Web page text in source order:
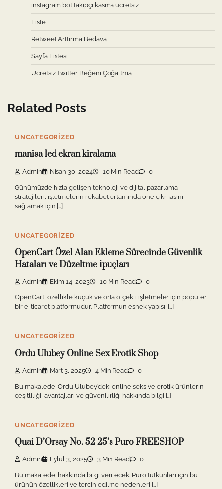
instagram bot takipçi kasma ücretsiz
Liste
Retweet Arttırma Bedava
Sayfa Listesi
Ücretsiz Twitter Beğeni Çoğaltma
Related Posts
UNCATEGORIZED
manisa led ekran kiralama
Admin Nisan 30, 2024 10 Min Read 0
Günümüzde hızla gelişen teknoloji ve dijital pazarlama
stratejileri, işletmelerin rekabet ortamında öne çıkmasını
sağlamak için […]
UNCATEGORIZED
OpenCart Özel Alan Ekleme Sürecinde Güvenlik
Hataları ve Düzeltme İpuçları
Admin Ekim 14, 2023 10 Min Read 0
OpenCart, özellikle küçük ve orta ölçekli işletmeler için popüler
bir e-ticaret platformudur. Platformun esnek yapısı, […]
UNCATEGORIZED
Ordu Ulubey Online Sex Erotik Shop
Admin Mart 3, 2025 4 Min Read 0
Bu makalede, Ordu Ulubey’deki online seks ve erotik ürünlerin
çeşitliliği, avantajları ve güvenilirliği hakkında bilgi […]
UNCATEGORIZED
Quai D’Orsay No. 52 25’s Puro FREESHOP
Admin Eylül 3, 2025 3 Min Read 0
Bu makalede, hakkında bilgi verilecek. Puro tutkunları için bu
ürünün özellikleri ve tercih edilme nedenleri […]